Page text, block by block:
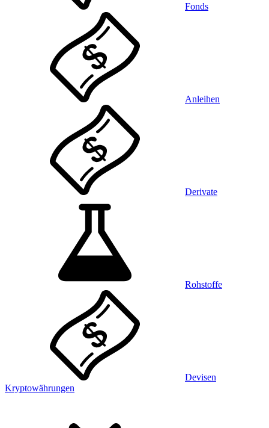
Fonds
Anleihen
Derivate
Rohstoffe
Devisen
Kryptowährungen